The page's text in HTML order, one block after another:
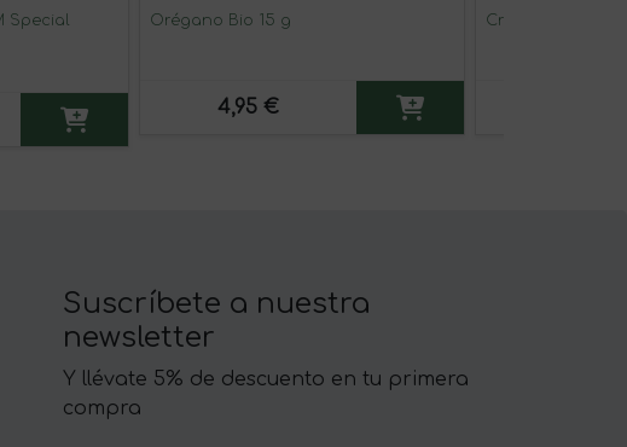
Special
Orégano Bio 15 g
4,95 €
Crema de
Suscríbete a nuestra
newsletter
Y llévate 5% de descuento en tu primera
compra